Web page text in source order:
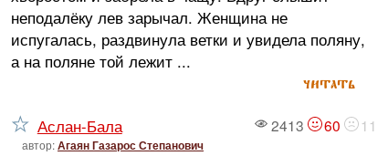
неподалёку лев зарычал. Женщина не
испугалась, раздвинула ветки и увидела поляну,
а на поляне той лежит ...
читать
2413 60 11
Аслан-Бала
автор:Агаян Газарос Степанович